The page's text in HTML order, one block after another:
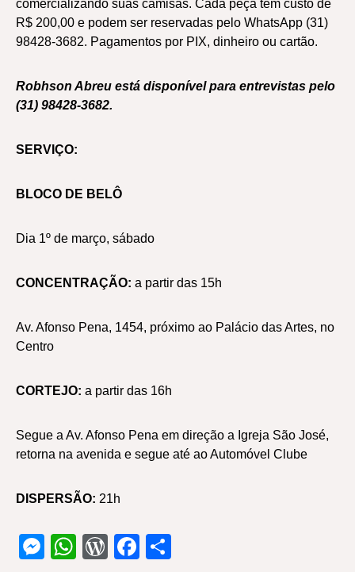
comercializando suas camisas. Cada peça tem custo de
R$ 200,00 e podem ser reservadas pelo WhatsApp (31)
98428-3682. Pagamentos por PIX, dinheiro ou cartão.
Robhson Abreu está disponível para entrevistas pelo
(31) 98428-3682.
SERVIÇO:
BLOCO DE BELÔ
Dia 1º de março, sábado
CONCENTRAÇÃO: a partir das 15h
Av. Afonso Pena, 1454, próximo ao Palácio das Artes, no
Centro
CORTEJO: a partir das 16h
Segue a Av. Afonso Pena em direção a Igreja São José,
retorna na avenida e segue até ao Automóvel Clube
DISPERSÃO: 21h
Messenger
WhatsApp
WordPress
Facebook